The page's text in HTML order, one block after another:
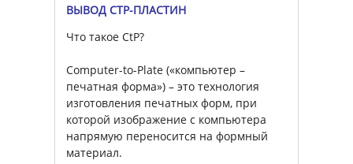
ВЫВОД CTP-ПЛАСТИН
Что такое CtP?
Computer-to-Plate («компьютер –
печатная форма») – это технология
изготовления печатных форм, при
которой изображение с компьютера
напрямую переносится на формный
материал.